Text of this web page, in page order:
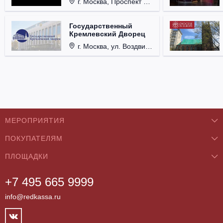
Государственный
Кремлевский Дворец
г. Москва, ул. Воздвиженка, д. 1, Кремль.
+7 495 665 9999
info@redkassa.ru
МЕРОПРИЯТИЯ
Концерты
Классика
Театры
Фестивали
Спорт
ПОКУПАТЕЛЯМ
О нас
Как купить
Возврат билетов
Контакты
ПЛОЩАДКИ
Бар/Ресторан/Кафе
Клуб
Концертный зал